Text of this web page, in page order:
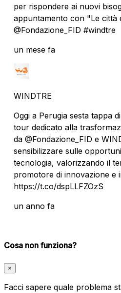
per rispondere ai nuovi
appuntamento con "Le città
@Fondazione_FID #windtre
un mese fa
WINDTRE
Oggi a Perugia sesta tappa
tour dedicato alla
da @Fondazione_FID e
sensibilizzare sulle
tecnologia, valorizzando il
promotore di innovazione e
https://t.co/dspLLFZOzS
un anno fa
Cosa non funziona?
×
Facci sapere quale problema